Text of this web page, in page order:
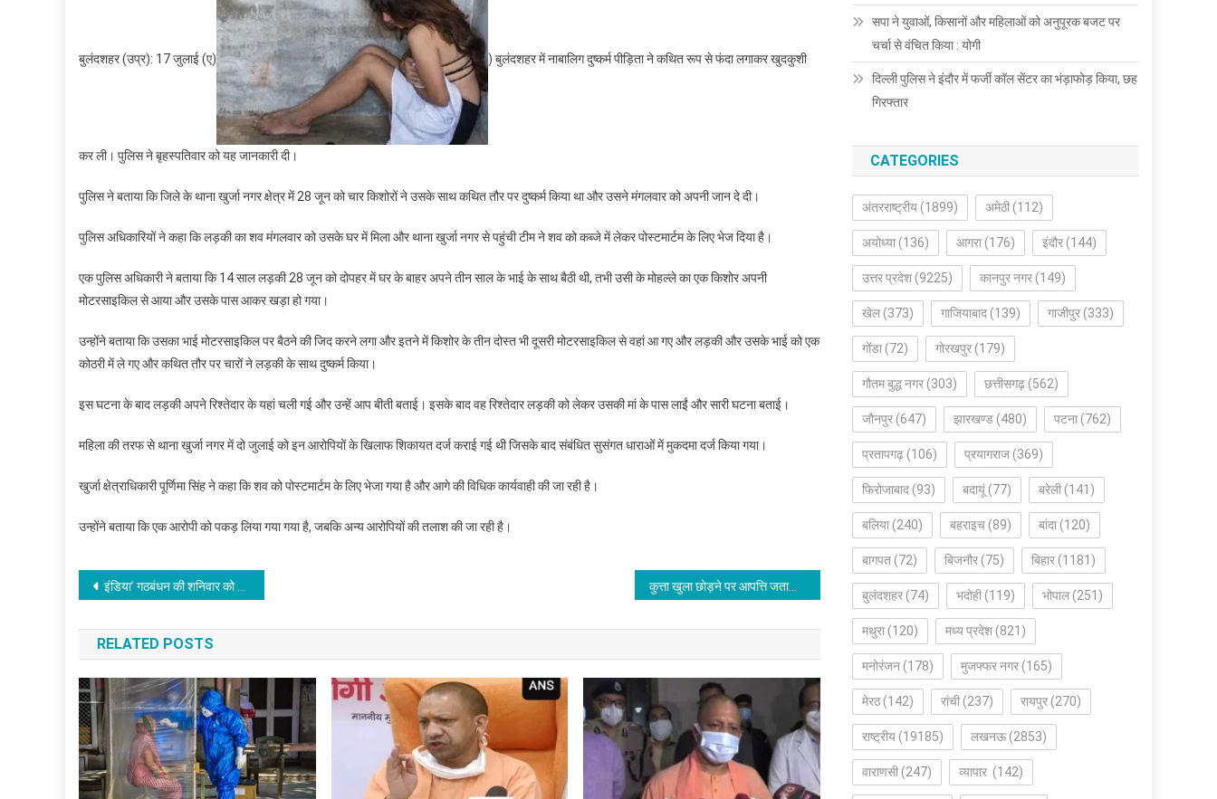
बुलंदशहर (उप्र): 17 जुलाई (ए) ) बुलंदशहर में नाबालिग दुष्कर्म पीड़िता ने कथित रूप से फंदा लगाकर खुदकुशी
कर ली। पुलिस ने बृहस्पतिवार को यह जानकारी दी।
पुलिस ने बताया कि जिले के थाना खुर्जा नगर क्षेत्र में 28 जून को चार किशोरों ने उसके साथ कथित तौर पर दुष्कर्म किया था और उसने मंगलवार को अपनी जान दे दी।
पुलिस अधिकारियों ने कहा कि लड़की का शव मंगलवार को उसके घर में मिला और थाना खुर्जा नगर से पहुंची टीम ने शव को कब्जे में लेकर पोस्टमार्टम के लिए भेज दिया है।
एक पुलिस अधिकारी ने बताया कि 14 साल लड़की 28 जून को दोपहर में घर के बाहर अपने तीन साल के भाई के साथ बैठी थी, तभी उसी के मोहल्ले का एक किशोर अपनी
मोटरसाइकिल से आया और उसके पास आकर खड़ा हो गया।
उन्होंने बताया कि उसका भाई मोटरसाइकिल पर बैठने की जिद करने लगा और इतने में किशोर के तीन दोस्त भी दूसरी मोटरसाइकिल से वहां आ गए और लड़की और उसके भाई को एक
कोठरी में ले गए और कथित तौर पर चारों ने लड़की के साथ दुष्कर्म किया।
इस घटना के बाद लड़की अपने रिश्तेदार के यहां चली गई और उन्हें आप बीती बताई। इसके बाद वह रिश्तेदार लड़की को लेकर उसकी मां के पास लाईं और सारी घटना बताई।
महिला की तरफ से थाना खुर्जा नगर में दो जुलाई को इन आरोपियों के खिलाफ शिकायत दर्ज कराई गई थी जिसके बाद संबंधित सुसंगत धाराओं में मुकदमा दर्ज किया गया।
खुर्जा क्षेत्राधिकारी पूर्णिमा सिंह ने कहा कि शव को पोस्टमार्टम के लिए भेजा गया है और आगे की विधिक कार्यवाही की जा रही है।
उन्होंने बताया कि एक आरोपी को पकड़ लिया गया गया है, जबकि अन्य आरोपियों की तलाश की जा रही है।
Post
navigation
इंडिया’ गठबंधन की शनिवार को बैठक, मानसून सत्र के लिए बनेगी साझा रणनीति कुत्ता खुला छोड़ने पर आपत्ति जतायी तो मारी गोली
RELATED POSTS
सपा ने युवाओं, किसानों और महिलाओं को अनुपूरक बजट पर
चर्चा से वंचित किया : योगी
दिल्ली पुलिस ने इंदौर में फर्जी कॉल सेंटर का भंड़ाफोड़ किया, छह
गिरफ्तार
CATEGORIES
अंतरराष्ट्रीय (1899) अमेठी (112)
अयोध्या (136) आगरा (176) इंदौर (144)
उत्तर प्रदेश (9225) कानपुर नगर (149)
खेल (373) गाजियाबाद (139) गाजीपुर (333)
गोंडा (72) गोरखपुर (179)
गौतम बुद्ध नगर (303) छत्तीसगढ़ (562)
जौनपुर (647) झारखण्ड (480) पटना (762)
प्रतापगढ़ (106) प्रयागराज (369)
फिरोजाबाद (93) बदायूं (77) बरेली (141)
बलिया (240) बहराइच (89) बांदा (120)
बागपत (72) बिजनौर (75) बिहार (1181)
बुलंदशहर (74) भदोही (119) भोपाल (251)
मथुरा (120) मध्य प्रदेश (821)
मनोरंजन (178) मुजफ्फर नगर (165)
मेरठ(142) रांची (237) रायपुर (270)
राष्ट्रीय (19185) लखनऊ(2853)
वाराणसी (247) व्यापार (142)